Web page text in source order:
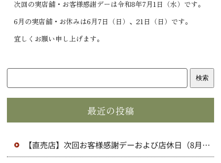
次回の実店舗・お客様感謝デーは令和8年7月1日（水）です。
6月の実店舗・お休みは6月7日（日）、21日（日）です。
宜しくお願い申し上げます。
検索
最近の投稿
【直売店】次回お客様感謝デーおよび店休日（8月）
のお知らせ